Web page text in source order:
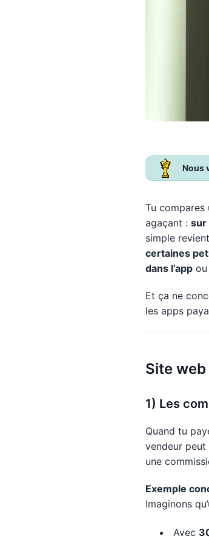
Nous
Tu compares
agaçant : sur
simple
certaines
dans l’app ou
Et ça ne
les apps
Site
1) Les
Quand tu
vendeur
une
Exemple
Imaginons
Avec